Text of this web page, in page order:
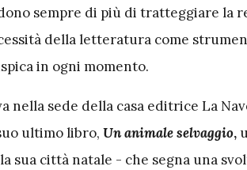
sempre di più di tratteggiare la
della letteratura come
in ogni momento.
nella sede della casa editrice La
ultimo libro, Un animale selvaggio,
sua città natale - che segna una